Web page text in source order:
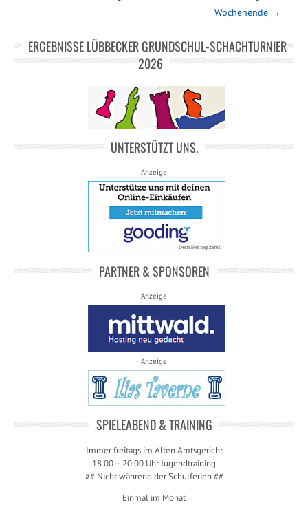
Wochenende →
ERGEBNISSE LÜBBECKER GRUNDSCHUL-SCHACHTURNIER
2026
UNTERSTÜTZT UNS.
Anzeige
PARTNER & SPONSOREN
Anzeige
Anzeige
SPIELEABEND & TRAINING
Immer freitags im Alten Amtsgericht
18.00 – 20.00 Uhr Jugendtraining
## Nicht während der Schulferien ##
Einmal im Monat